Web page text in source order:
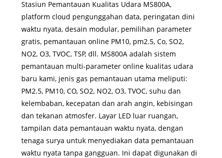
Stasiun Pemantauan Kualitas Udara MS800A,
platform cloud pengunggahan data, peringatan dini
waktu nyata, desain modular, pemilihan parameter
gratis, pemantauan online PM10, pm2.5, Co, SO2,
NO2, O3, TVOC, TSP, dll. MS800A adalah sistem
pemantauan multi-parameter online kualitas udara
baru kami, jenis gas pemantauan utama meliputi:
PM2.5, PM10, CO, SO2, NO2, O3, TVOC, suhu dan
kelembaban, kecepatan dan arah angin, kebisingan
dan tekanan atmosfer. Layar LED luar ruangan,
tampilan data pemantauan waktu nyata, dengan
tenaga surya untuk menyediakan data pemantauan
waktu nyata tanpa gangguan. Ini dapat digunakan di